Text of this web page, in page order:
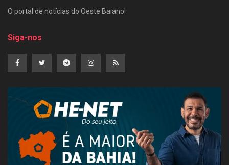
O portal de notícias do Oeste Baiano!
Siga-nos